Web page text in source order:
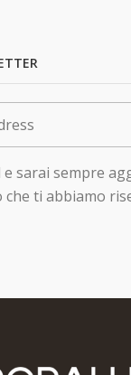
e sarai sempre
ti abbiamo